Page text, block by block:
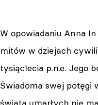
W opowiadaniu Anna
mitów w dziejach
tysiąclecia p.n.e. Jego
Świadoma swej potęgi